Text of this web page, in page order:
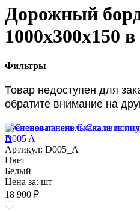
Дорожный
1000х300х150
Фильтры
Товар недоступен для
обратите внимание на
Стеновая панель Скала из
A
Артикул: D005_A
Цвет
Белый
Цена за: шт
18 900 ₽